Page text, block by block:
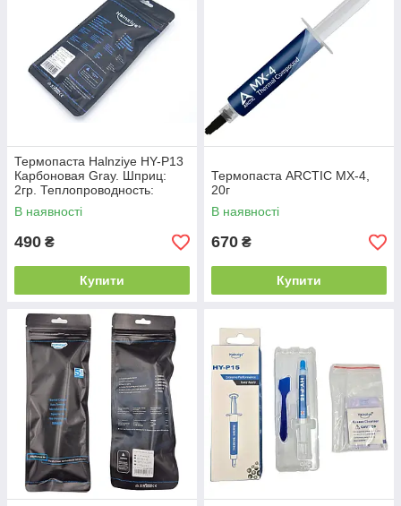
Термопаста Halnziye HY-P13
Карбоновая Gray. Шприц:
2гр. Теплопроводность:
13.4Вт/м*К
В наявності
490 ₴
Купити
Термопаста ARCTIC MX-4,
20г
В наявності
670 ₴
Купити